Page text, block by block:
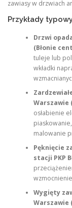
zawiasy w drzwiach
Przykłady
Drzwi
(Błonie
tuleje lub
wkładki
Warszawie
osłabienie
malowanie
Pęknięcie
stacji PKP
Wygięty
Warszawie